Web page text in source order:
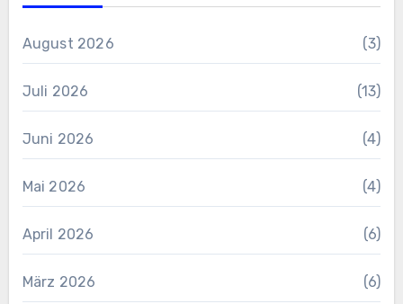
August 2026 (3)
Juli 2026 (13)
Juni 2026 (4)
Mai 2026 (4)
April 2026 (6)
März 2026 (6)